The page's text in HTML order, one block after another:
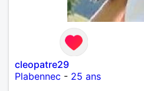
cleopatre29
Plabennec - 25 ans